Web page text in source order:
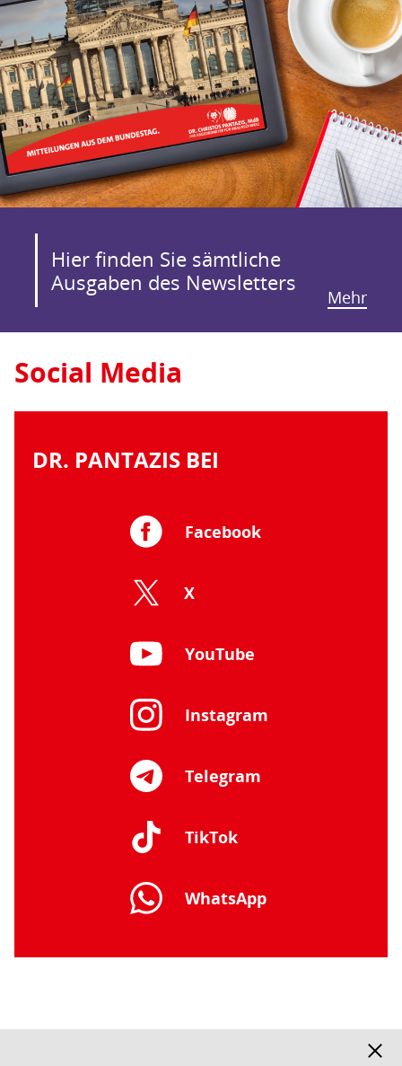
Hier finden Sie sämtliche
Ausgaben des Newsletters
Mehr
Social Media
DR. PANTAZIS BEI
Facebook
X
YouTube
Instagram
Telegram
TikTok
WhatsApp